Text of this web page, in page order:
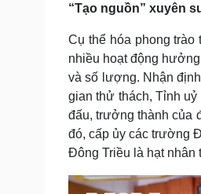
“Tạo nguồn” xuyên
Cụ thể hóa phong trào
nhiều hoạt động
và số lượng. Nhận
gian thử thách, Tỉnh
đấu, trưởng thành của
đó, cấp ủy các trường
Đông Triều là hạt nhân